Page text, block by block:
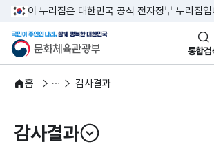
본문 바로가
주메뉴 바로
이 누리집은 대한민국 공식 전자정부 누리집입
문화체육관광부
국민이 주인인 나라,통합검
홈
정보공개
감사·청렴자료 감사결과
감사결과
열기